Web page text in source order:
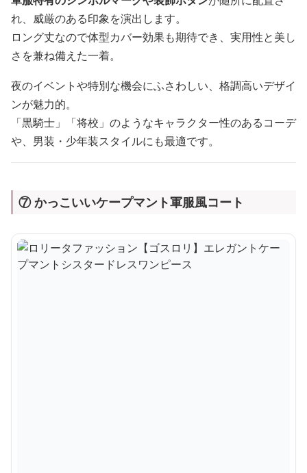
れ、威厳のある印象を演出します。
ロング丈なので体型カバー効果も期待でき、実用性と美し
さを兼ね備えた一着。
夜のイベントや特別な機会にふさわしい、格調高いデザイ
ンが魅力的。
「黒騎士」「将校」のようなキャラクター性のあるコーデ
や、男装・少年装スタイルにも最適です。
⑦ かっこいいケープマント軍服風コート